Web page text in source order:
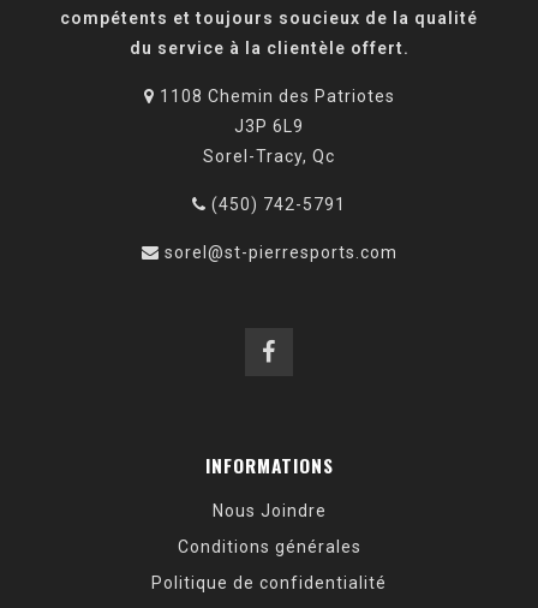
compétents et toujours soucieux de la qualité
du service à la clientèle offert.
1108 Chemin des Patriotes
J3P 6L9
Sorel-Tracy, Qc
(450) 742-5791
sorel@st-pierresports.com
INFORMATIONS
Nous Joindre
Conditions générales
Politique de confidentialité